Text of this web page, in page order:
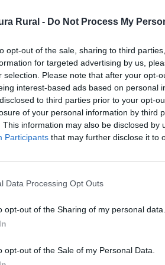
Rural - Do Not Process My
opt-out of the sale, sharing to third
for targeted advertising by us,
selection. Please note that after your opt-
interest-based ads based on personal
to third parties prior to your opt-
of your personal information by third
This information may also be disclosed by
Participants that may further disclose it to
Data Processing Opt Outs
opt-out of the Sharing of my personal data.
opt-out of the Sale of my Personal Data.
con mayor
valor artístico, y siendo el
Metellus Pius que fundo la
ver la Torre del Reloj
de Santiago, levantada en las
ábside semicircular, es de
Medellín. Es el edificio visible